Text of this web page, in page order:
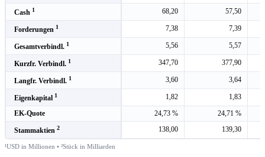
Cash 1 68,20 57,50
Forderungen 1 7,38 7,39
Gesamtverbindl. 1 5,56 5,57
Kurzfr. Verbindl. 1 347,70 377,90
Langfr. Verbindl. 1 3,60 3,64
Eigenkapital 1 1,82
1,83
EK-Quote
24,73 % 24,71 %
Stammaktien 2 138,00 139,30
¹USD in Millionen • ²Stück in Milliarden